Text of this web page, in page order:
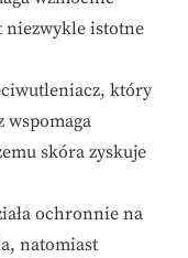
niezwykle istotne
który
skóra zyskuje
ochronnie na
natomiast